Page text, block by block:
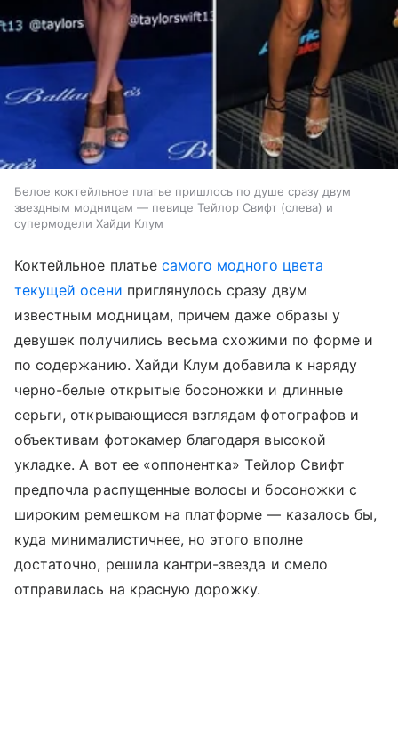
Белое коктейльное платье пришлось по душе сразу двум
звездным модницам — певице Тейлор Свифт (слева) и
супермодели Хайди Клум
Коктейльное платье самого модного цвета
текущей осени приглянулось сразу двум
известным модницам, причем даже образы у
девушек получились весьма схожими по форме и
по содержанию. Хайди Клум добавила к наряду
черно-белые открытые босоножки и длинные
серьги, открывающиеся взглядам фотографов и
объективам фотокамер благодаря высокой
укладке. А вот ее «оппонентка» Тейлор Свифт
предпочла распущенные волосы и босоножки с
широким ремешком на платформе — казалось бы,
куда минималистичнее, но этого вполне
достаточно, решила кантри-звезда и смело
отправилась на красную дорожку.